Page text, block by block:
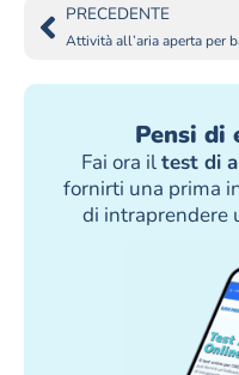
PRECEDENTE
Pensi di
Fai ora iltest di
fornirti una prima
di intraprendere